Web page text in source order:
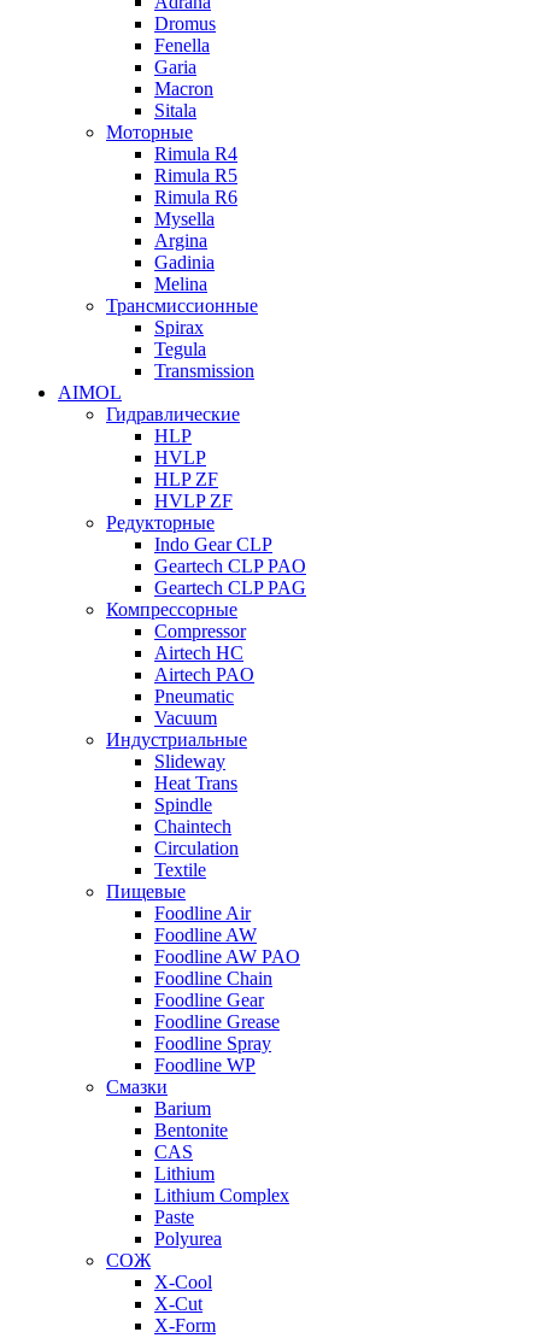
Dromus
Fenella
Garia
Macron
Sitala
Моторные
Rimula R4
Rimula R5
Rimula R6
Mysella
Argina
Gadinia
Melina
Трансмиссионные
Spirax
Tegula
Transmission
AIMOL
Гидравлические
HLP
HVLP
HLP ZF
HVLP ZF
Редукторные
Indo Gear CLP
Geartech CLP PAO
Geartech CLP PAG
Компрессорные
Compressor
Airtech HC
Airtech PAO
Pneumatic
Vacuum
Индустриальные
Slideway
Heat Trans
Spindle
Chaintech
Circulation
Textile
Пищевые
Foodline Air
Foodline AW
Foodline AW PAO
Foodline Chain
Foodline Gear
Foodline Grease
Foodline Spray
Foodline WP
Смазки
Barium
Bentonite
CAS
Lithium
Lithium Complex
Paste
Polyurea
СОЖ
X-Cool
X-Cut
X-Form